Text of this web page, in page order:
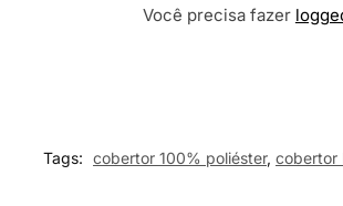
Você precisa fazer
Tags: cobertor 100% poliéster, cobertor